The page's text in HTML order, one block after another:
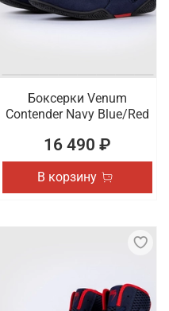
Боксерки Venum
Contender Navy Blue/Red
16 490 ₽
В корзину